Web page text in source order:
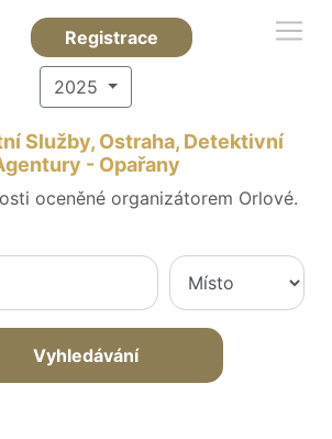
Registrace
2025
Služby, Ostraha, Detektivní
- Opařany
oceněné organizátorem Orlové.
Vyhledávání